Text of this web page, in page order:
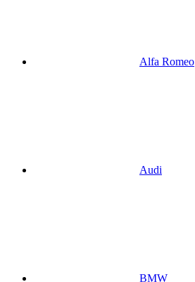
Alfa Romeo
Audi
BMW